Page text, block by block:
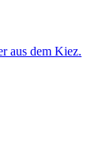
aus dem Kiez.